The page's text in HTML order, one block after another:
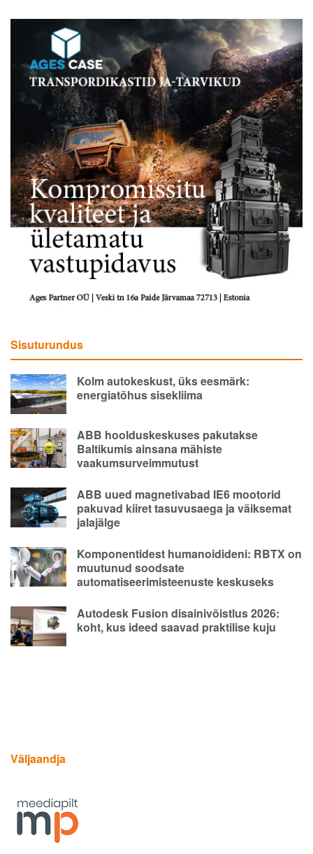
Sisuturundus
Kolm autokeskust, üks eesmärk:
energiatõhus sisekliima
ABB hoolduskeskuses pakutakse
Baltikumis ainsana mähiste
vaakumsurveimmutust
ABB uued magnetivabad IE6 mootorid
pakuvad kiiret tasuvusaega ja väiksemat
jalajälge
Komponentidest humanoidideni: RBTX on
muutunud soodsate
automatiseerimisteenuste keskuseks
Autodesk Fusion disainivõistlus 2026:
koht, kus ideed saavad praktilise kuju
Väljaandja